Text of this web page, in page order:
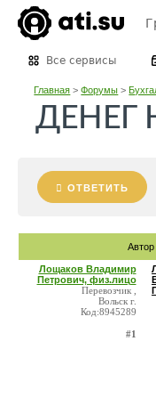
Все сервисы
Главная >Форумы >
ДЕНЕГ
ОТВЕТИТЬ
Автор
Лощаков Владимир
Петрович, физ.лицо
Перевозчик ,
Вольск г.
Код:8945289
#1